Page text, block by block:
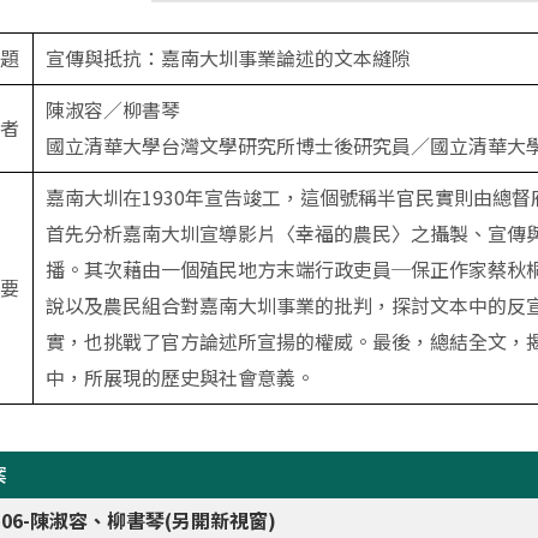
宣傳與抵抗：嘉南大圳事業論述的文本縫隙
陳淑容／柳書琴
國立清華大學台灣文學研究所博士後研究員／國立清華大
嘉南大圳在1930年宣告竣工，這個號稱半官民實則由總
首先分析嘉南大圳宣導影片〈幸福的農民〉之攝製、宣
播。其次藉由一個殖民地方末端行政吏員─保正作家蔡秋
說以及農民組合對嘉南大圳事業的批判，探討文本中的
實，也挑戰了官方論述所宣揚的權威。最後，總結全文
中，所展現的歷史與社會意義。
陳淑容、柳書琴(另開新視窗)